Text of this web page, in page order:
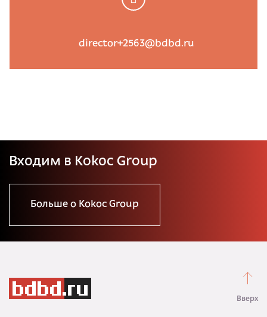
director+2563@bdbd.ru
Входим в Kokoc Group
Больше о Kokoc Group
Вверх